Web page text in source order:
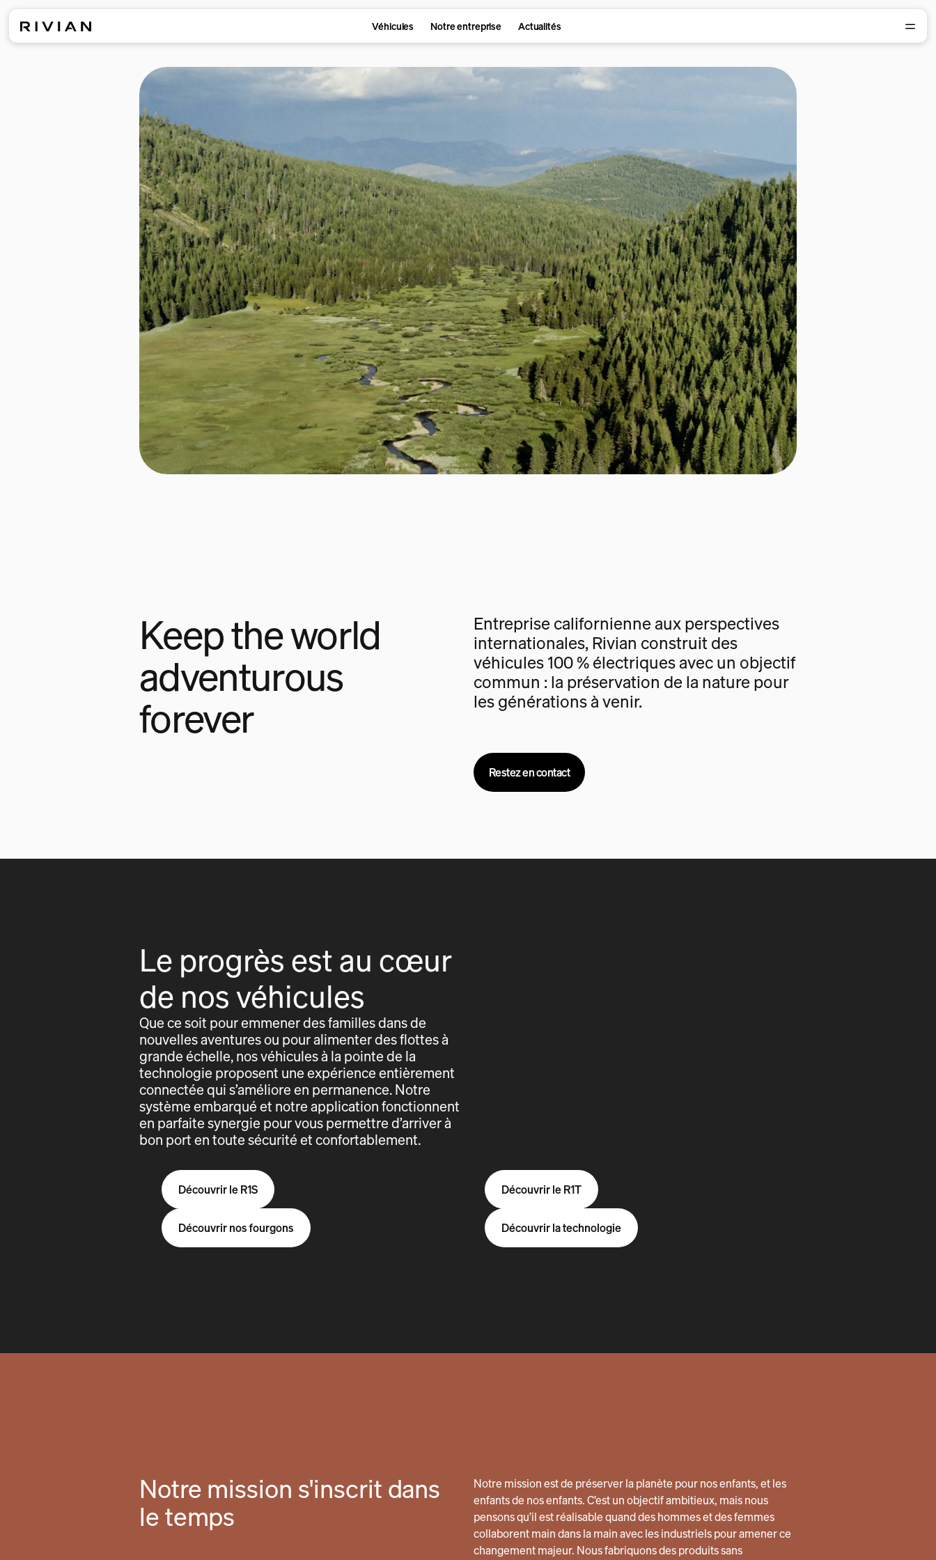
Véhicules Notre entreprise Actualités
Keep the world
adventurous
forever
Entreprise californienne aux perspectives
internationales, Rivian construit des
véhicules 100 % électriques avec un objectif
commun : la préservation de la nature pour
les générations à venir.
Restez en contact
Le progrès est au cœur
de nos véhicules
Que ce soit pour emmener des familles dans de
nouvelles aventures ou pour alimenter des flottes à
grande échelle, nos véhicules à la pointe de la
technologie proposent une expérience entièrement
connectée qui s’améliore en permanence. Notre
système embarqué et notre application fonctionnent
en parfaite synergie pour vous permettre d’arriver à
bon port en toute sécurité et confortablement.
Découvrir le R1S Découvrir le R1T
Découvrir nos fourgons Découvrir la technologie
Notre mission s'inscrit dans
le temps
Notre mission est de préserver la planète pour nos enfants, et les
enfants de nos enfants. C’est un objectif ambitieux, mais nous
pensons qu’il est réalisable quand des hommes et des femmes
collaborent main dans la main avec les industriels pour amener ce
changement majeur. Nous fabriquons des produits sans